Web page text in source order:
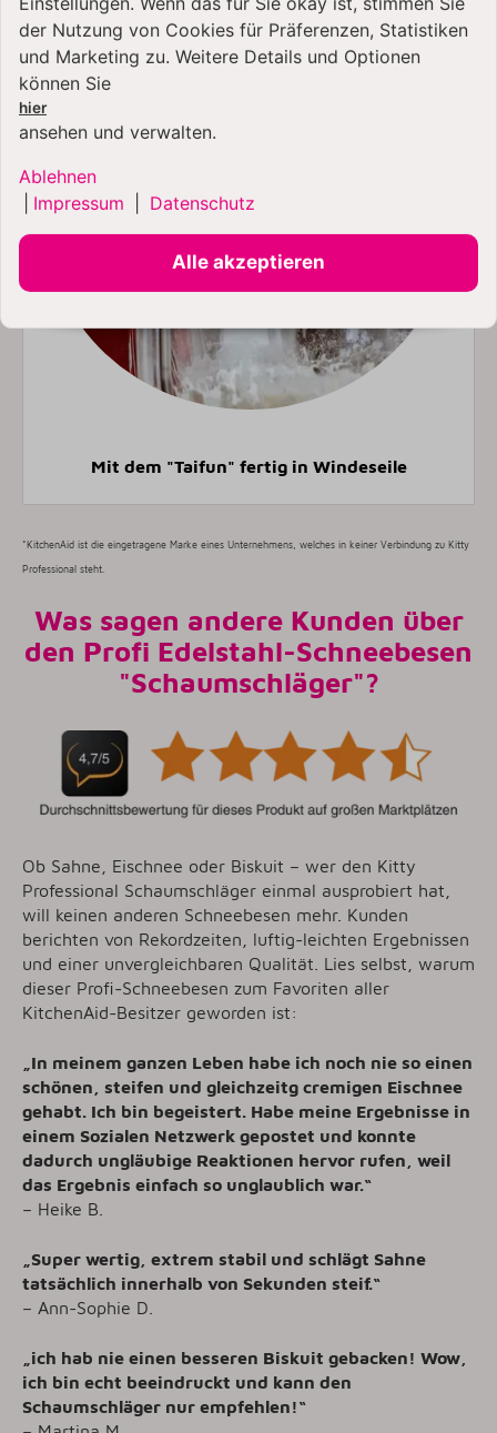
Mit dem "Taifun" fertig in Windeseile
*KitchenAid ist die eingetragene Marke eines Unternehmens, welches in keiner Verbindung zu Kitty
Professional steht.
Was sagen andere Kunden über
den Profi Edelstahl-Schneebesen
"Schaumschläger"?
Ob Sahne, Eischnee oder Biskuit – wer den Kitty
Professional Schaumschläger einmal ausprobiert hat,
will keinen anderen Schneebesen mehr. Kunden
berichten von Rekordzeiten, luftig-leichten Ergebnissen
und einer unvergleichbaren Qualität. Lies selbst, warum
dieser Profi-Schneebesen zum Favoriten aller
KitchenAid-Besitzer geworden ist:
In meinem ganzen Leben habe ich noch nie so einen
schönen, steifen und gleichzeitg cremigen Eischnee
gehabt. Ich bin begeistert. Habe meine Ergebnisse in
einem Sozialen Netzwerk gepostet und konnte
dadurch ungläubige Reaktionen hervor rufen, weil
das Ergebnis einfach so unglaublich war.“
– Heike B.
Super wertig, extrem stabil und schlägt Sahne
tatsächlich innerhalb von Sekunden steif.“
– Ann-Sophie D.
„ich hab nie einen besseren Biskuit gebacken! Wow,
ich bin echt beeindruckt und kann den
Schaumschläger nur empfehlen!“
der Nutzung von Cookies für Präferenzen, Statistiken
und Marketing zu. Weitere Details und Optionen
können Sie
hier
ansehen und verwalten.
Ablehnen
Impressum Datenschutz
Alle akzeptieren